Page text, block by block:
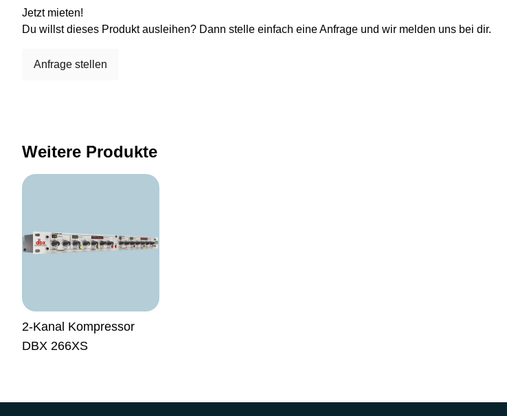
Jetzt mieten!
Du willst dieses Produkt ausleihen? Dann stelle einfach eine Anfrage und wir melden uns bei dir.
Anfrage stellen
Weitere Produkte
2-Kanal Kompressor
DBX 266XS